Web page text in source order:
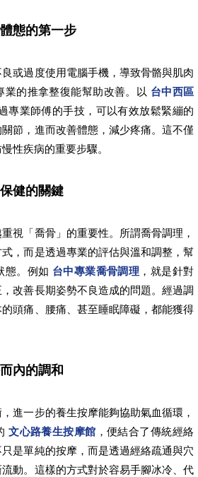
態的第一步
或過度使用電腦手機，導致骨骼與肌肉
業的推拿整復能幫助改善。以 台中西區
專業師傅的手技，可以有效放鬆緊繃的
節，進而改善體態，減少疼痛。這不僅
性疾病的重要步驟。
健的關鍵
視「喬骨」的重要性。所謂喬骨調理，
，而是透過專業的評估與溫和調整，幫
態。例如 台中專業喬骨調理 ，就是針對
改善長期姿勢不良造成的問題。經過調
頭痛、腰痛、甚至睡眠障礙，都能獲得
內的調和
進一步的養生按摩能夠協助氣血循環，
文心路養生按摩館 ，便結合了傳統經絡
是單純的按摩，而是透過經絡疏通與穴
動。這樣的方式對於容易手腳冰冷、代